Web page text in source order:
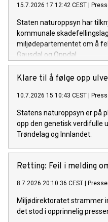
15.7.2026 17:12:42 CEST |
Staten naturoppsyn har
kommunale
miljødepartementet om å
Gausdal og Oppdal.
Klare til å følge opp
10.7.2026 15:10:43 CEST |
Statens naturoppsyn er på
opp den genetisk verdifulle
Trøndelag og Innlandet.
Retting: Feil i melding
8.7.2026 20:10:36 CEST |
Miljødirektoratet strammer
det stod i opprinnelig